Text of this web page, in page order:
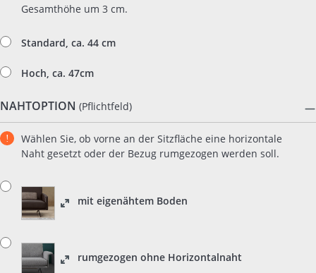
Gesamthöhe um 3 cm.
Standard, ca. 44 cm
Hoch, ca. 47cm
NAHTOPTION (Pflichtfeld)
Wählen Sie, ob vorne an der Sitzfläche eine horizontale
Naht gesetzt oder der Bezug rumgezogen werden soll.
mit eigenähtem Boden
rumgezogen ohne Horizontalnaht